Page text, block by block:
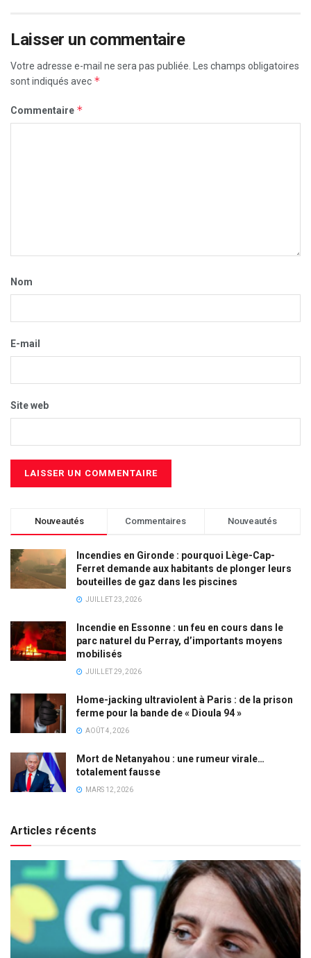
Laisser un commentaire
Votre adresse e-mail ne sera pas publiée.
Les champs obligatoires
sont indiqués avec *
Commentaire *
Nom
E-mail
Site web
Nouveautés Commentaires Nouveautés
Incendies en Gironde : pourquoi Lège-Cap-
Ferret demande aux habitants de plonger leurs
bouteilles de gaz dans les piscines
JUILLET 23, 2026
Incendie en Essonne : un feu en cours dans le
parc naturel du Perray, d’importants moyens
mobilisés
JUILLET 29, 2026
Home-jacking ultraviolent à Paris : de la prison
ferme pour la bande de « Dioula 94 »
AOÛT 4, 2026
Mort de Netanyahou : une rumeur virale…
totalement fausse
MARS 12, 2026
Articles récents